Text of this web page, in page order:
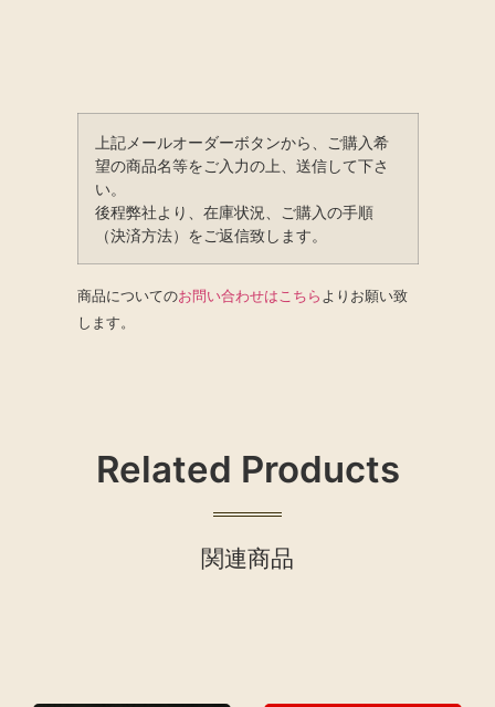
上記メールオーダーボタンから、ご購入希
望の商品名等をご入力の上、送信して下さ
い。
後程弊社より、在庫状況、ご購入の手順
（決済方法）をご返信致します。
商品についてのお問い合わせはこちら よりお願い致
します。
Related Products
関連商品